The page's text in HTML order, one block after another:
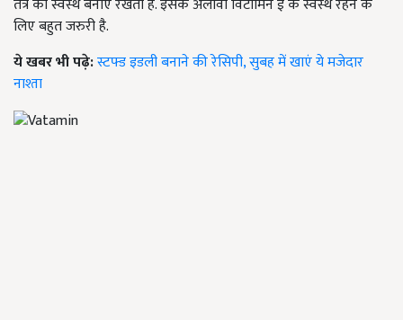
तंत्र को स्वस्थ बनाए रखता है. इसके अलावा विटामिन ई के स्वस्थ रहने के
लिए बहुत जरुरी है.
ये खबर भी पढ़े:स्टफ्ड इडली बनाने की रेसिपी, सुबह में खाएं ये मजेदार
नाश्ता